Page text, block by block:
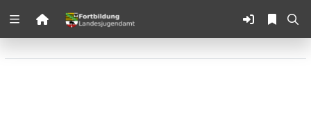
Zuklappen
Loading